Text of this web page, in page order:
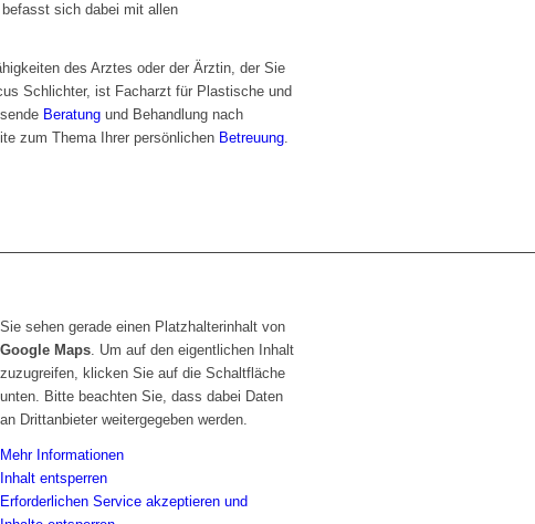
befasst sich dabei mit allen
des Arztes oder der Ärztin, der Sie
Schlichter, ist Facharzt für Plastische und
Beratung und Behandlung nach
zum Thema Ihrer persönlichen Betreuung.
Sie sehen gerade einen Platzhalterinhalt von
Google Maps. Um auf den eigentlichen Inhalt
zuzugreifen, klicken Sie auf die Schaltfläche
unten. Bitte beachten Sie, dass dabei Daten
an Drittanbieter weitergegeben werden.
Mehr Informationen
Inhalt entsperren
Erforderlichen Service akzeptieren und